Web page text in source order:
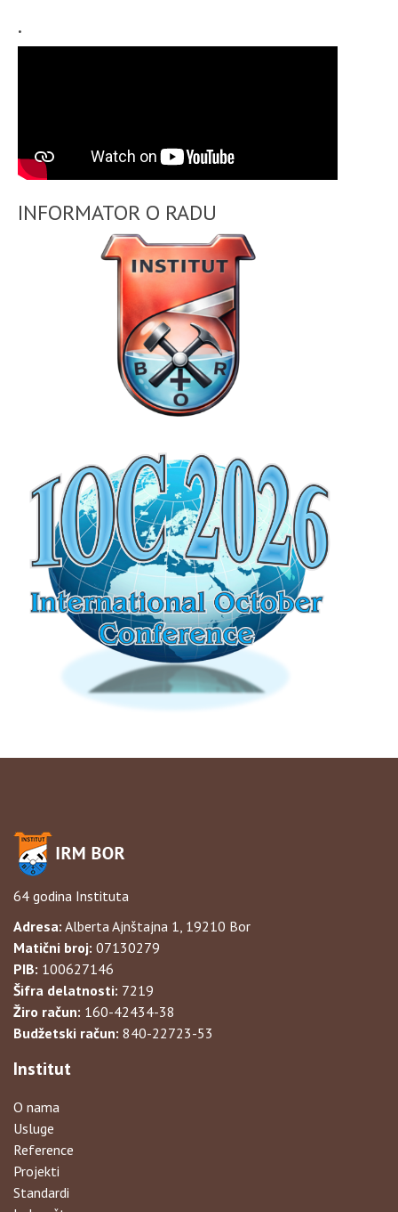
.
INFORMATOR O RADU
64 godina Instituta
Adresa: Alberta Ajnštajna 1, 19210 Bor
Matični broj: 07130279
PIB: 100627146
Šifra delatnosti: 7219
Žiro račun: 160-42434-38
Budžetski račun: 840-22723-53
Institut
O nama
Usluge
Reference
Projekti
Standardi